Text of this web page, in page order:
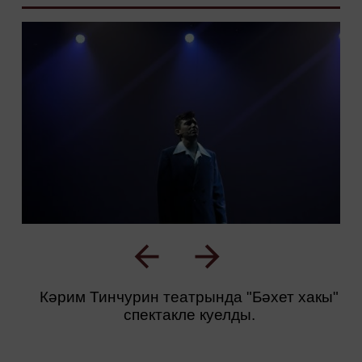
Кәрим Тинчурин театрында "Бәхет хакы"
спектакле куелды.